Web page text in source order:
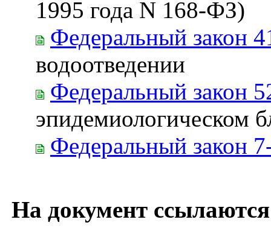
1995 года N 168-ФЗ)
Федеральный закон
водоотведении
Федеральный закон
эпидемиологическом
Федеральный закон
На документ